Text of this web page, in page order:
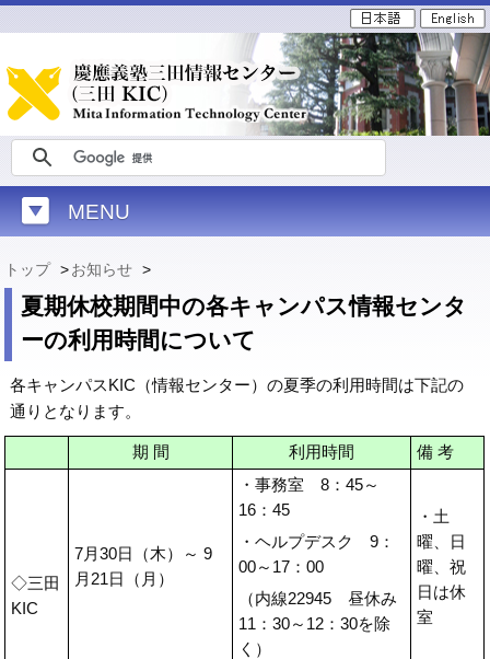
MENU
トップ >お知らせ >
夏期休校期間中の各キャンパス情報センタ
ーの利用時間について
各キャンパスKIC（情報センター）の夏季の利用時間は下記の
通りとなります。
期 間 利用時間 備 考
◇三田
KIC
7月30日（木）～ 9
月21日（月）
・事務室 8：45～
16：45
・土
曜、日
曜、祝
日は休
室
・ヘルプデスク 9：
00～17：00
（内線22945 昼休み
11：30～12：30を除
く）